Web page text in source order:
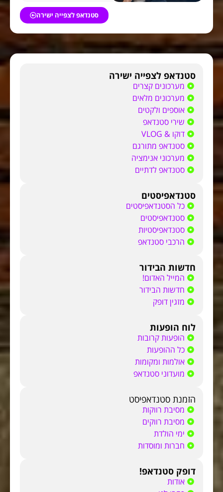
סטנדאפ לצפייה ישירה
סטנדאפ לצפייה ישירה
מערכונים קצרים
מערכונים מלאים
אוספים ולקטים
שירי סטנדאפ
דוקו & VLOG
סטנדאפ מתורגם
מערכוני אנימציה
סטנדאפ לדתיים
סטנדאפיסטים
כל הסטנדאפיסטים
סטנדאפיסטים
סטנדאפיסטיות
הרכבי סטנדאפ
חדשות הבידור
המייל האדום!
חדשות הבידור
מזגין דופק
לוח הופעות
הופעות קרובות
כל ההופעות
אולמות ומקומות
מועדוני סטנדאפ
הזמנת סטנדאפיסט
מסיבת רווקות
מסיבת רווקים
ימי הולדת
חברות ומוסדות
דופק סטנדאפ!
אודות